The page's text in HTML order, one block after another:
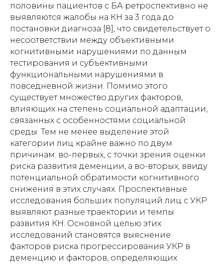
половины пациентов с БА ретроспективно не
выявляются жалобы на КН за 3 года до
постановки диагноза [8], что свидетельствует о
несоответствии между объективными
когнитивными нарушениями по данным
тестирования и субъективными
функциональными нарушениями в
повседневной жизни. Помимо этого
существует множество других факторов,
влияющих на степень социальной адаптации,
связанных с особенностями социальной
среды. Тем не менее выделение этой
категории лиц крайне важно по двум
причинам: во-первых, с точки зрения оценки
риска развития деменции, а во-вторых, ввиду
потенциальной обратимости когнитивного
снижения в этих случаях. Проспективные
исследования больших популяций лиц с УКР
выявляют разные траектории и темпы
развития КН. Основной целью этих
исследований становятся выяснение
факторов риска прогрессирования УКР в
деменцию и факторов, определяющих